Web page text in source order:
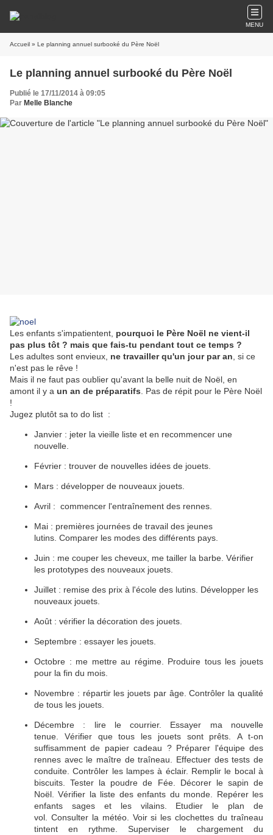
MENU
Accueil » Le planning annuel surbooké du Père Noël
Le planning annuel surbooké du Père Noël
Publié le 17/11/2014 à 09:05
Par Melle Blanche
Les enfants s'impatientent, pourquoi le Père Noël ne vient-il
pas plus tôt ? mais que fais-tu pendant tout ce temps ?
Les adultes sont envieux, ne travailler qu'un jour par an , si ce
n'est pas le rêve !
Mais il ne faut pas oublier qu'avant la belle nuit de Noël, en
amont il y a un an de préparatifs . Pas de répit pour le Père Noël
!
Jugez plutôt sa to do list :
Janvier : jeter la vieille liste et en recommencer une
nouvelle.
Février : trouver de nouvelles idées de jouets.
Mars : développer de nouveaux jouets.
Avril : commencer l'entraînement des rennes.
Mai : premières journées de travail des jeunes
lutins. Comparer les modes des différents pays.
Juin : me couper les cheveux, me tailler la barbe. Vérifier
les prototypes des nouveaux jouets.
Juillet : remise des prix à l'école des lutins. Développer les
nouveaux jouets.
Août : vérifier la décoration des jouets.
Septembre : essayer les jouets.
Octobre : me mettre au régime. Produire tous les jouets
pour la fin du mois.
Novembre : répartir les jouets par âge. Contrôler la qualité
de tous les jouets.
Décembre : lire le courrier. Essayer ma nouvelle
tenue. Vérifier que tous les jouets sont prêts. A t-on
suffisamment de papier cadeau ? Préparer l'équipe des
rennes avec le maître de traîneau. Effectuer des tests de
conduite. Contrôler les lampes à éclair. Remplir le bocal à
biscuits. Tester la poudre de Fée. Décorer le sapin de
Noël. Vérifier la liste des enfants du monde. Repérer les
enfants sages et les vilains. Etudier le plan de
vol. Consulter la météo. Voir si les clochettes du traîneau
tintent en rythme. Superviser le chargement du